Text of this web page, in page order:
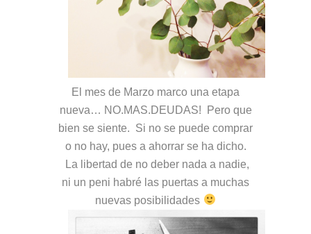
El mes de Marzo marco una etapa
nueva… NO.MAS.DEUDAS! Pero que
bien se siente. Si no se puede comprar
o no hay, pues a ahorrar se ha dicho.
La libertad de no deber nada a nadie,
ni un peni habré las puertas a muchas
nuevas posibilidades